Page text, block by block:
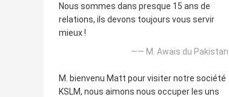
Nous sommes dans presque 15 ans de
relations, ils devons toujours vous servir
mieux !
—— M. Awais du Pakistan
M. bienvenu Matt pour visiter notre société
KSLM, nous aimons nous occuper les uns